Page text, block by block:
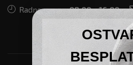
Radno vreme08:00 – 16:00